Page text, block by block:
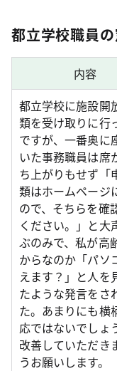
都立学校職員
内容
都立学校に施設開
類を受け取りに行
ですが、一番奥に
いた事務職員は席
ち上がりもせず「
類はホームページ
ので、そちらを確
ください。」と大
ぶのみで、私が高
からなのか「パソ
えます？」と人を
たような発言をさ
た。あまりにも横
応ではないでしょ
改善していただき
うお願いします。